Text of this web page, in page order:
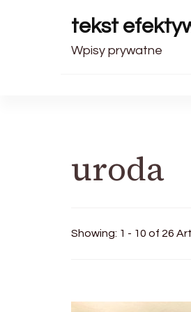
tekst
Wpisy prywatne
uroda
Showing: 1 - 10 of 26